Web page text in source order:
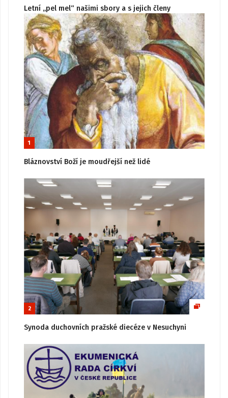
Letní „pel mel“ našimi sbory a s jejich členy
1
Bláznovství Boží je moudřejší než lidé
2
Synoda duchovních pražské diecéze v Nesuchyni